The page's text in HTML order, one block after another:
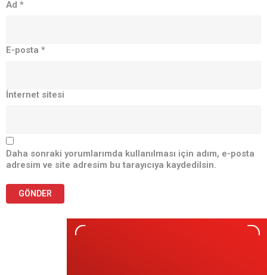
Ad *
E-posta *
İnternet sitesi
Daha sonraki yorumlarımda kullanılması için adım, e-posta
adresim ve site adresim bu tarayıcıya kaydedilsin.